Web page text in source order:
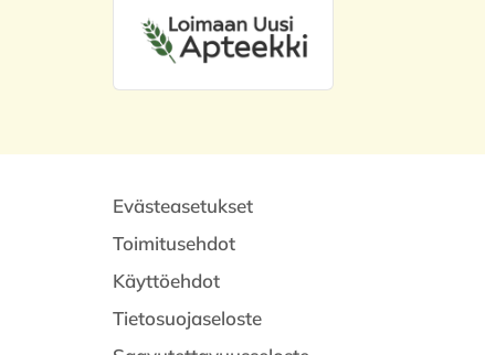
Evästeasetukset
Toimitusehdot
Käyttöehdot
Tietosuojaseloste